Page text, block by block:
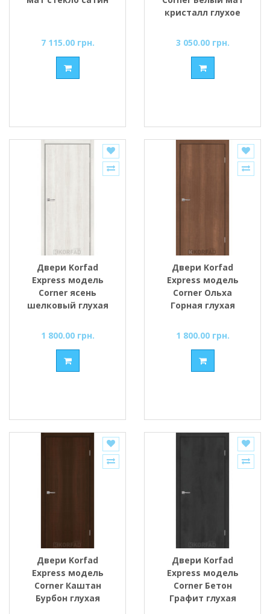
7 115.00 грн.
кристалл глухое
3 050.00 грн.
Двери Korfad
Express модель
Corner ясень
шелковый глухая
1 800.00 грн.
Двери Korfad
Express модель
Corner Ольха
Горная глухая
1 800.00 грн.
Двери Korfad
Express модель
Corner Каштан
Бурбон глухая
Двери Korfad
Express модель
Corner Бетон
Графит глухая